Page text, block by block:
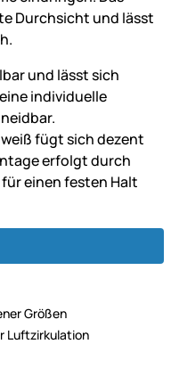
Durchsicht und lässt
und lässt sich
individuelle
fügt sich dezent
erfolgt durch
einen festen Halt
Größen
Luftzirkulation